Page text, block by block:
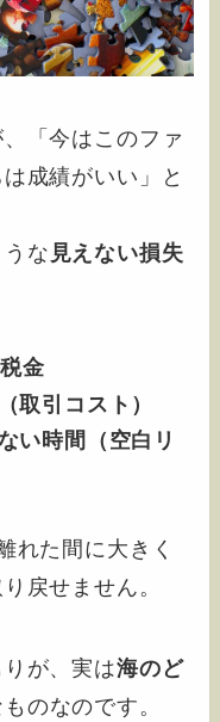
「今はこのファ
成績がいい」と
な 見えない損失
金
取引コスト）
い時間（空白リ
れた間に大きく
戻せません。
が、実は海のど
のなのです。